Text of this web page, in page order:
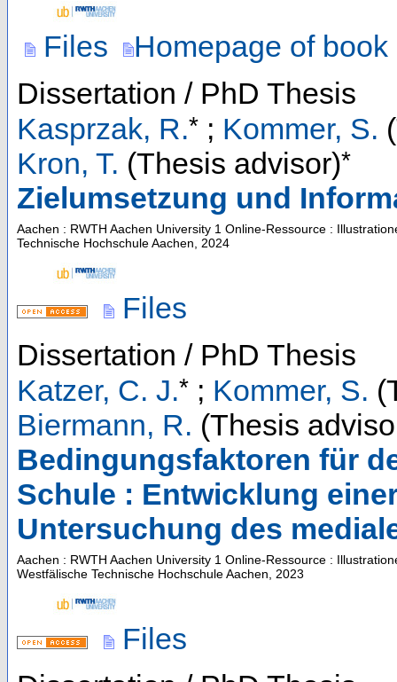
Files
Homepage of book
Dissertation / PhD Thesis
Kasprzak, R.* ; Kommer, S.
Kron, T. (Thesis advisor)*
Zielumsetzung und
Aachen : RWTH Aachen University 1 Online-Ressource :
Technische Hochschule Aachen, 2024
Files
Dissertation / PhD Thesis
Katzer, C. J.* ; Kommer, S.
Biermann, R. (Thesis
Bedingungsfaktoren für
Schule : Entwicklung
Untersuchung des
Aachen : RWTH Aachen University 1 Online-Ressource :
Westfälische Technische Hochschule Aachen, 2023
Files